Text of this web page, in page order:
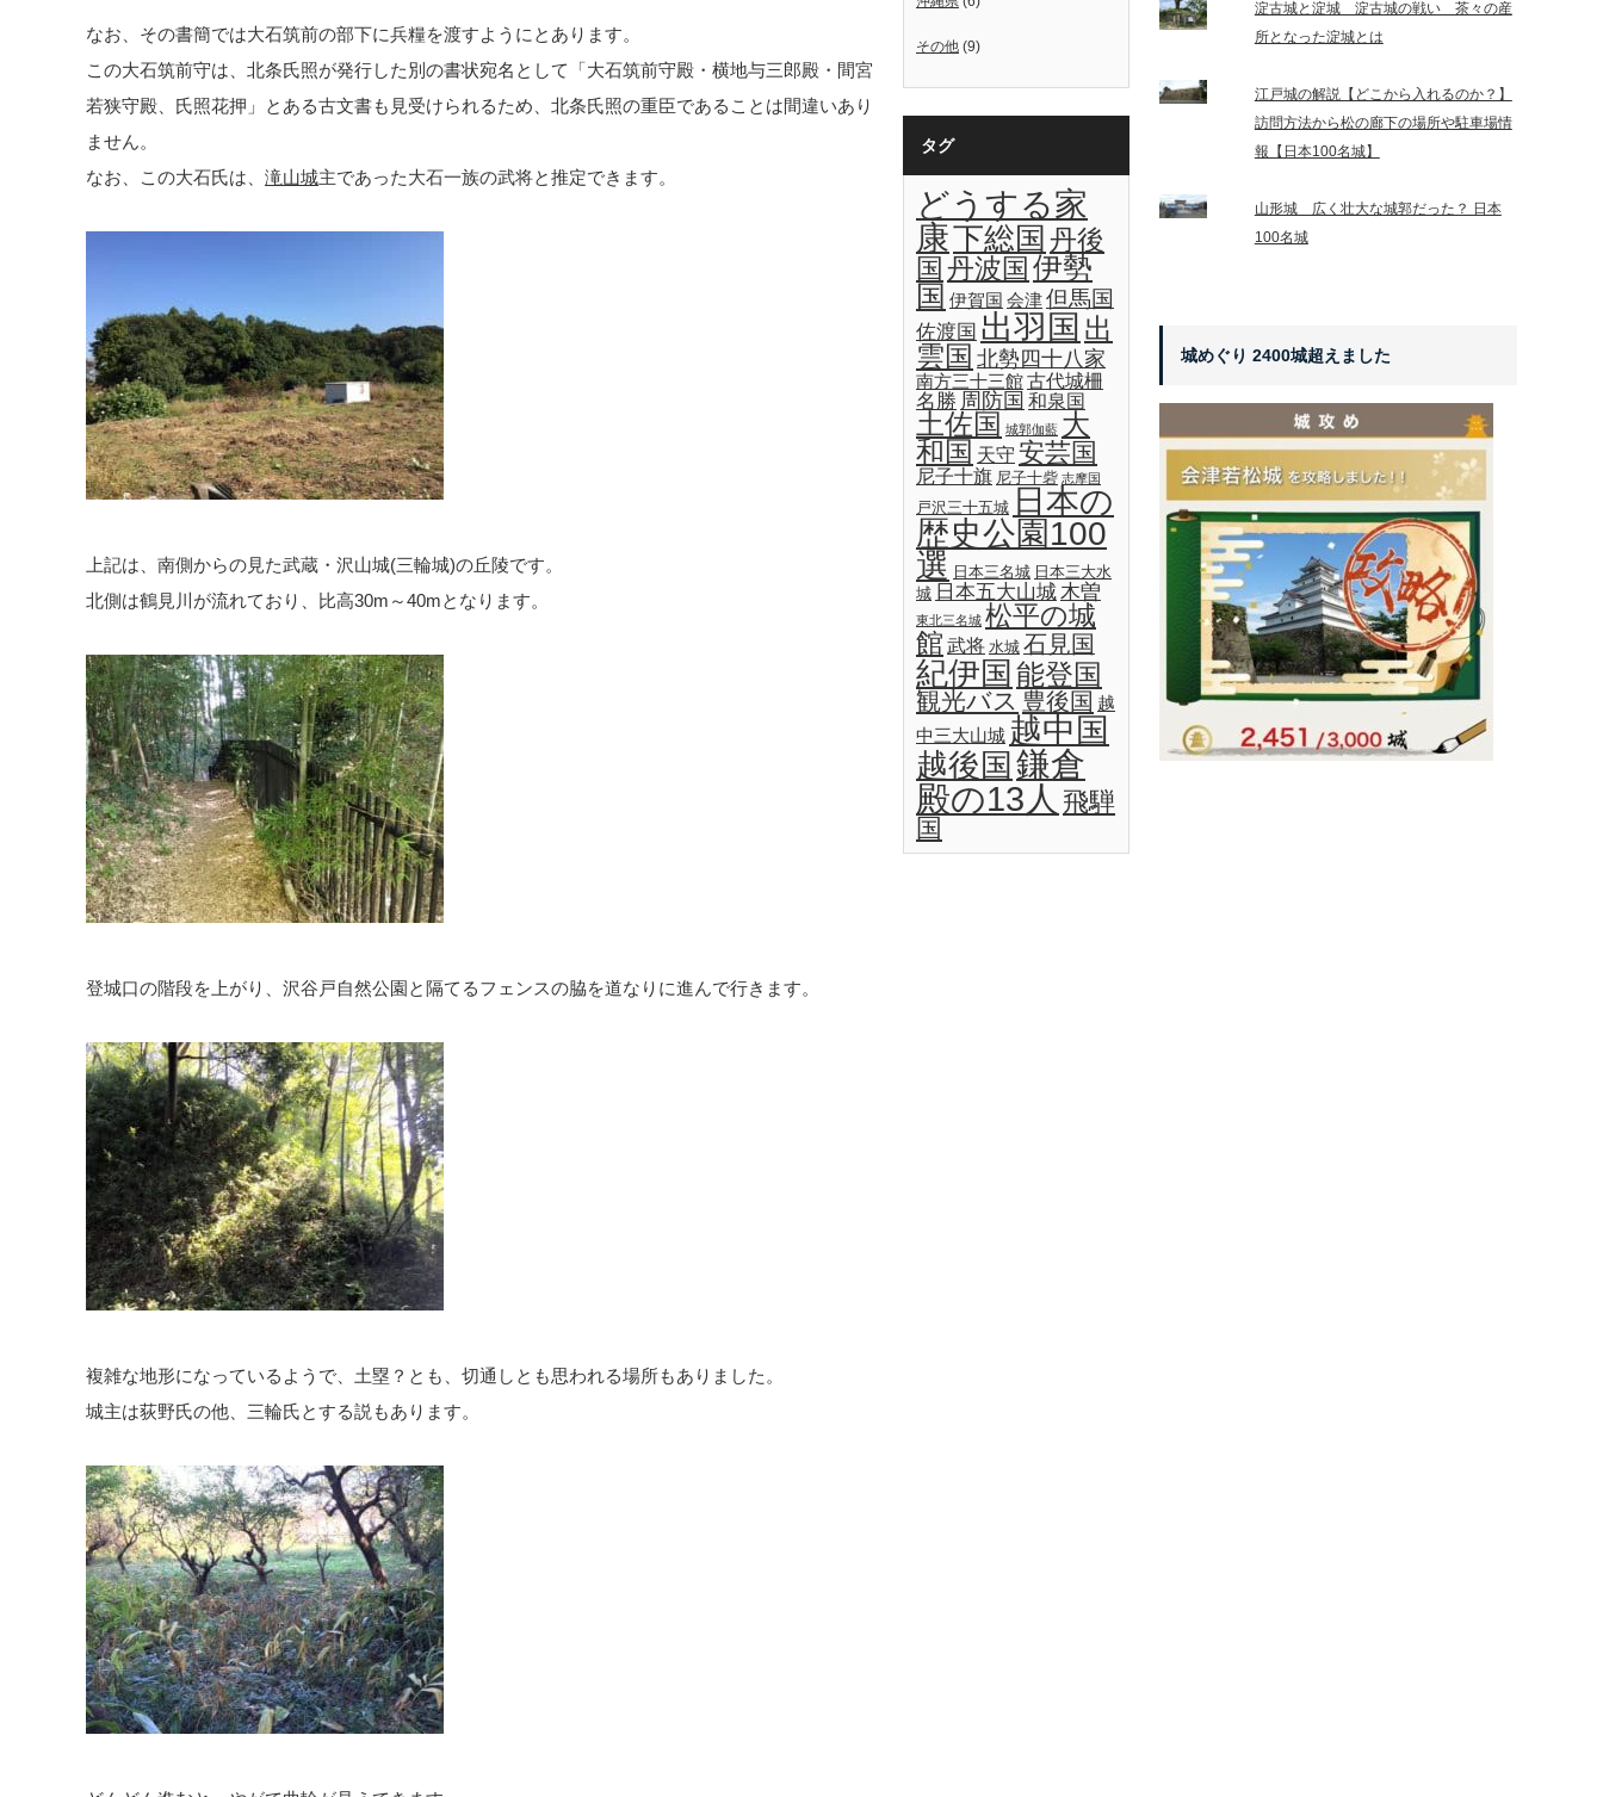
なお、その書簡では大石筑前の部下に兵糧を渡すようにとあります。
この大石筑前守は、北条氏照が発行した別の書状宛名として「大石筑前守殿・横地与三郎殿・間宮
若狭守殿、氏照花押」とある古文書も見受けられるため、北条氏照の重臣であることは間違いあり
ません。
なお、この大石氏は、 滝山城主であった大石一族の武将と推定できます。
上記は、南側からの見た武蔵・沢山城(三輪城)の丘陵です。
北側は鶴見川が流れており、比高30m～40mとなります。
登城口の階段を上がり、沢谷戸自然公園と隔てるフェンスの脇を道なりに進んで行きます。
複雑な地形になっているようで、土塁？とも、切通しとも思われる場所もありました。
城主は荻野氏の他、三輪氏とする説もあります。
その他 (9)
タグ
どうする家
康下総国 丹後
国 丹波国 伊勢
国 伊賀国 会津但馬国
佐渡国 出羽国 出
雲国 北勢四十八家
南方三十三館古代城柵
名勝 周防国 和泉国
土佐国 城郭伽藍 大
和国 天守 安芸国
尼子十旗 尼子十砦 志摩国
戸沢三十五城 日本の
歴史公園100
選 日本三名城 日本三大水
城 日本五大山城木曽
東北三名城 松平の城
館 武将 水城 石見国
紀伊国 能登国
観光バス 豊後国 越
中三大山城 越中国
越後国 鎌倉
殿の13人 飛騨
国
淀古城と淀城 淀古城の戦い 茶々の産
所となった淀城とは
江戸城の解説【どこから入れるのか？】
訪問方法から松の廊下の場所や駐車場情
報【日本100名城】
山形城 広く壮大な城郭だった？ 日本
100名城
城めぐり 2400城超えました